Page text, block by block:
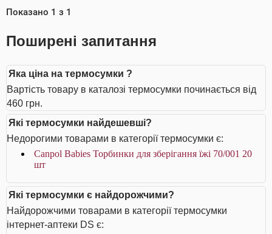
Показано 1 з 1
Поширені запитання
Яка ціна на термосумки ?
Вартість товару в каталозі термосумки починається від
460 грн.
Які термосумки найдешевші?
Недорогими товарами в категорії термосумки є:
Canpol Babies Торбинки для зберігання їжі 70/001 20
шт
Які термосумки є найдорожчими?
Найдорожчими товарами в категорії термосумки
інтернет-аптеки DS є: